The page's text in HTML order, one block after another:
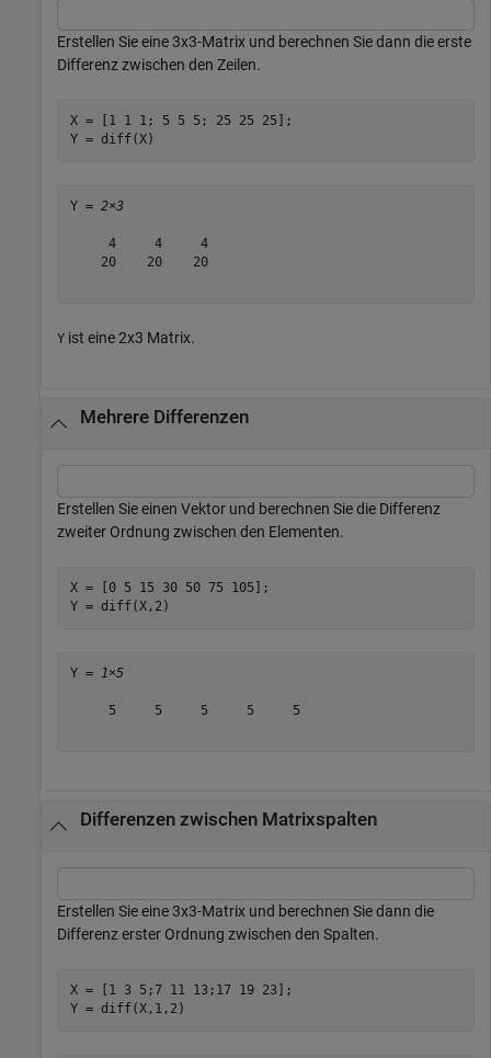
Erstellen Sie eine 3x3-Matrix und berechnen Sie dann die erste
Differenz zwischen den Zeilen.
X = [1 1 1; 5 5 5; 25 25 25];
Y = diff(X)
Y = 2×3
     4     4     4
    20    20    20
Y ist eine 2x3 Matrix.
Mehrere Differenzen
Erstellen Sie einen Vektor und berechnen Sie die Differenz
zweiter Ordnung zwischen den Elementen.
X = [0 5 15 30 50 75 105];
Y = diff(X,2)
Y = 1×5
     5     5     5     5     5
Differenzen zwischen Matrixspalten
Erstellen Sie eine 3x3-Matrix und berechnen Sie dann die
Differenz erster Ordnung zwischen den Spalten.
X = [1 3 5;7 11 13;17 19 23];
Y = diff(X,1,2)